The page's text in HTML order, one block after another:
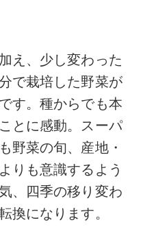
え、少し変わった
で栽培した野菜が
す。種からでも本
とに感動。スーパ
野菜の旬、産地・
りも意識するよう
、四季の移り変わ
換になります。